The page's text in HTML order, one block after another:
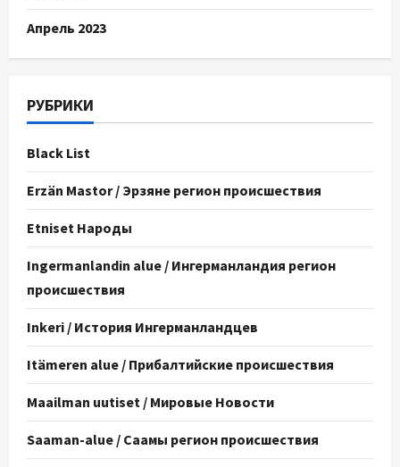
Апрель 2023
РУБРИКИ
Black List
Erzän Mastor / Эрзяне регион происшествия
Etniset Народы
Ingermanlandin alue / Ингерманландия регион
происшествия
Inkeri / История Ингерманландцев
Itämeren alue / Прибалтийские происшествия
Maailman uutiset / Мировые Новости
Saaman-alue / Саамы регион происшествия